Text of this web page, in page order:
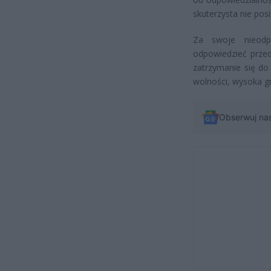
skuterzysta nie
Za swoje
odpowiedzieć
zatrzymanie się
wolności, wysoka
Obserwuj